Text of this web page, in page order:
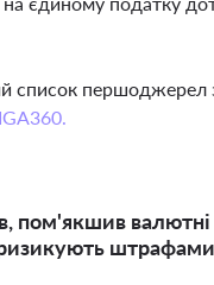
список першоджерел
пом'якшив